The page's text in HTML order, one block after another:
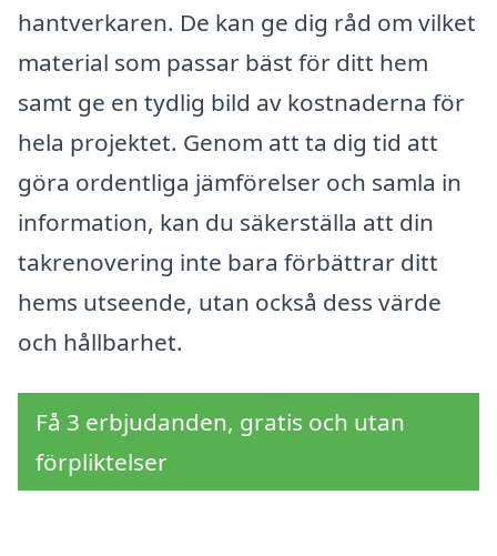
hantverkaren. De kan ge dig råd om vilket
material som passar bäst för ditt hem
samt ge en tydlig bild av kostnaderna för
hela projektet. Genom att ta dig tid att
göra ordentliga jämförelser och samla in
information, kan du säkerställa att din
takrenovering inte bara förbättrar ditt
hems utseende, utan också dess värde
och hållbarhet.
Få 3 erbjudanden, gratis och utan
förpliktelser